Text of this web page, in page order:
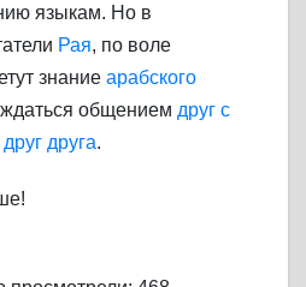
языкам. Но в
Рая, по воле
знание арабского
общением друг с
друг друга.